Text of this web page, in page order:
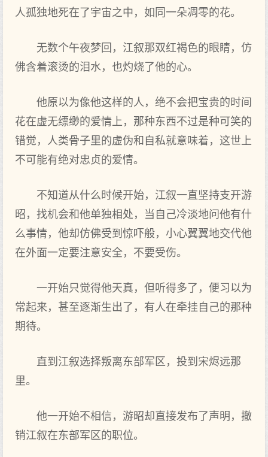
人孤独地死在了宇宙之中，如同一朵凋零的花。
无数个午夜梦回，江叙那双红褐色的眼睛，仿
佛含着滚烫的泪水，也灼烧了他的心。
他原以为像他这样的人，绝不会把宝贵的时间
花在虚无缥缈的爱情上，那种东西不过是种可笑的
错觉，人类骨子里的虚伪和自私就意味着，这世上
不可能有绝对忠贞的爱情。
不知道从什么时候开始，江叙一直坚持支开游
昭，找机会和他单独相处，当自己冷淡地问他有什
么事情，他却仿佛受到惊吓般，小心翼翼地交代他
在外面一定要注意安全，不要受伤。
一开始只觉得他天真，但听得多了，便习以为
常起来，甚至逐渐生出了，有人在牵挂自己的那种
期待。
直到江叙选择叛离东部军区，投到宋烬远那
里。
他一开始不相信，游昭却直接发布了声明，撤
销江叙在东部军区的职位。